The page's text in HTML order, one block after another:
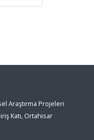
Araştırma Projeleri
Katı, Ortahisar